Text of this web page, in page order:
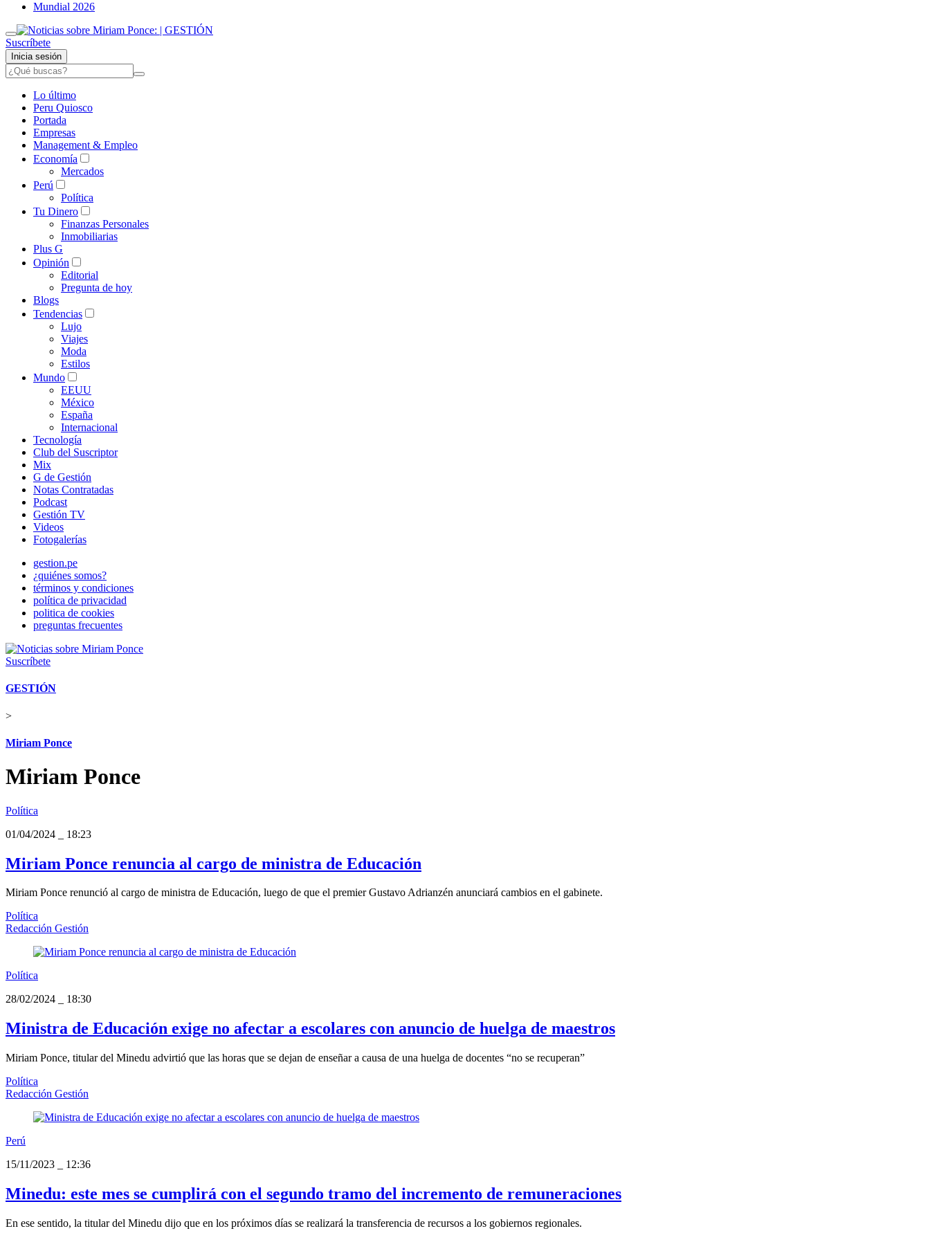
Mundial 2026
Suscríbete
Inicia sesión
Lo último
Peru Quiosco
Portada
Empresas
Management & Empleo
Economía
Mercados
Perú
Política
Tu Dinero
Finanzas Personales
Inmobiliarias
Plus G
Opinión
Editorial
Pregunta de hoy
Blogs
Tendencias
Lujo
Viajes
Moda
Estilos
Mundo
EEUU
México
España
Internacional
Tecnología
Club del Suscriptor
Mix
G de Gestión
Notas Contratadas
Podcast
Gestión TV
Videos
Fotogalerías
gestion.pe
¿quiénes somos?
términos y condiciones
política de privacidad
politica de cookies
preguntas frecuentes
Suscríbete
GESTIÓN
>
Miriam Ponce
Miriam Ponce
Política
01/04/2024
18:23
Miriam Ponce renuncia al cargo de ministra de Educación
Miriam Ponce renunció al cargo de ministra de Educación, luego de que el premier Gustavo Adrianzén anunciará cambios en el gabinete.
Política
Redacción Gestión
Política
28/02/2024
18:30
Ministra de Educación exige no afectar a escolares con anuncio de huelga de maestros
Miriam Ponce, titular del Minedu advirtió que las horas que se dejan de enseñar a causa de una huelga de docentes “no se recuperan”
Política
Redacción Gestión
Perú
15/11/2023
12:36
Minedu: este mes se cumplirá con el segundo tramo del incremento de remuneraciones
En ese sentido, la titular del Minedu dijo que en los próximos días se realizará la transferencia de recursos a los gobiernos regionales.